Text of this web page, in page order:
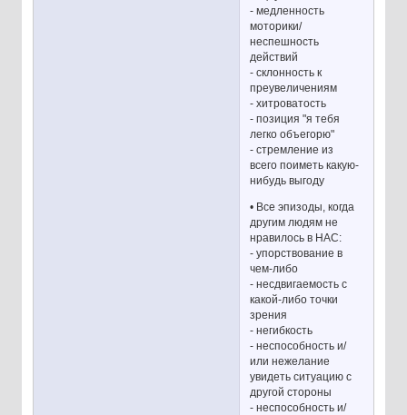
- медленность
моторики/
неспешность
действий
- склонность к
преувеличениям
- хитроватость
- позиция "я тебя
легко объегорю"
- стремление из
всего поиметь какую-
нибудь выгоду
• Все эпизоды, когда
другим людям не
нравилось в НАС:
- упорствование в
чем-либо
- несдвигаемость с
какой-либо точки
зрения
- негибкость
- неспособность и/
или нежелание
увидеть ситуацию с
другой стороны
- неспособность и/